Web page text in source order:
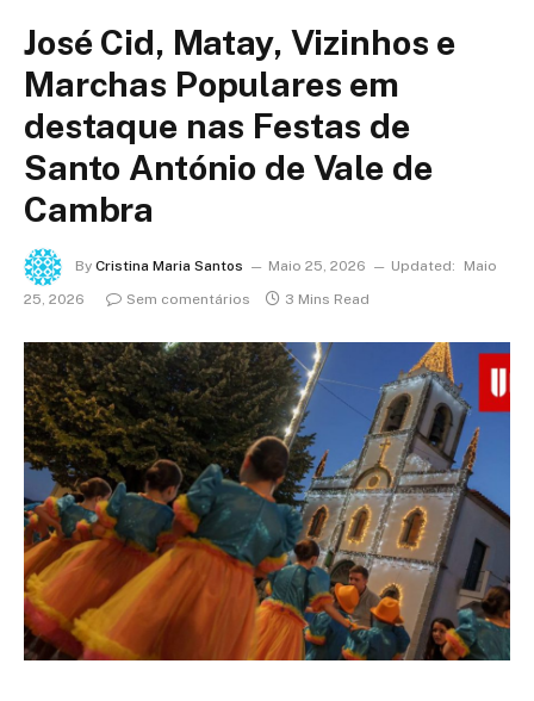
José Cid, Matay, Vizinhos e
Marchas Populares em
destaque nas Festas de
Santo António de Vale de
Cambra
By Cristina Maria Santos Maio 25, 2026 Updated:
Maio
25, 2026
Sem comentários 3 Mins Read